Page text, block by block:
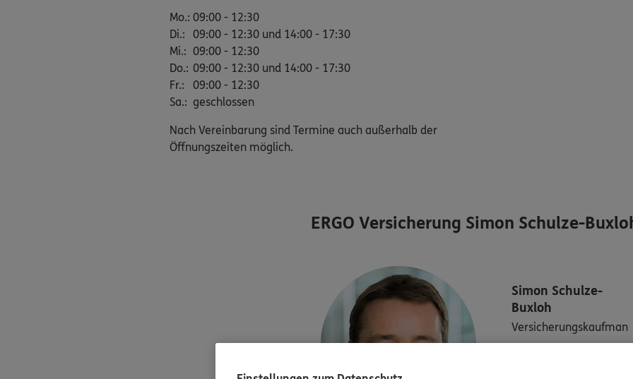
Mo.: 09:00 - 12:30
Di.:
09:00 - 12:30 und 14:00 - 17:30
Mi.: 09:00 - 12:30
Do.: 09:00 - 12:30 und 14:00 - 17:30
Fr.:
09:00 - 12:30
Sa.: geschlossen
Nach Vereinbarung sind Termine auch außerhalb der
Öffnungszeiten möglich.
ERGO Versicherung Simon Schulze-
Simon Schulze-
Buxloh
Versicherungskaufman